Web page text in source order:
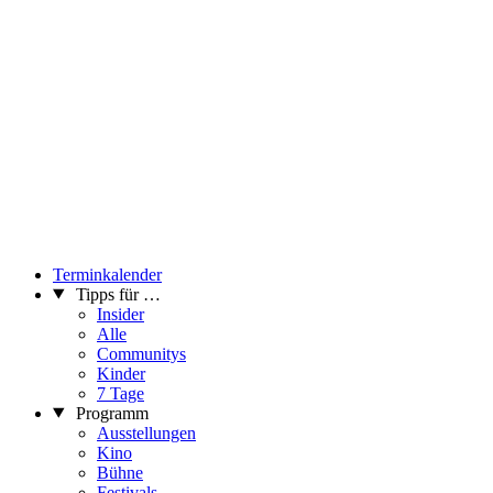
Terminkalender
Tipps für …
Insider
Alle
Communitys
Kinder
7 Tage
Programm
Ausstellungen
Kino
Bühne